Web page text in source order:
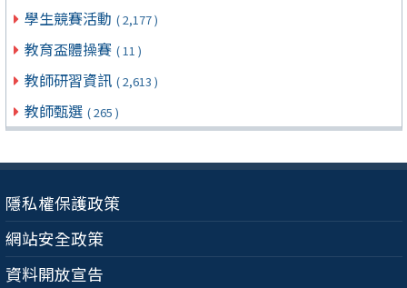
學生競賽活動 ( 2,177 )
教育盃體操賽 ( 11 )
教師研習資訊 ( 2,613 )
教師甄選 ( 265 )
隱私權保護政策
網站安全政策
資料開放宣告